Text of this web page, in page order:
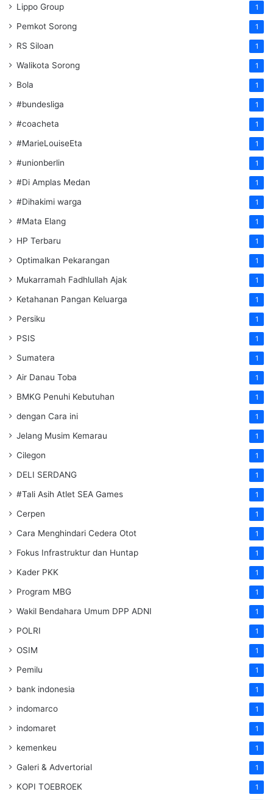
Lippo Group 1
Pemkot Sorong 1
RS Siloan 1
Walikota Sorong 1
Bola 1
#bundesliga 1
#coacheta 1
#MarieLouiseEta 1
#unionberlin 1
#Di Amplas Medan 1
#Dihakimi warga 1
#Mata Elang 1
HP Terbaru 1
Optimalkan Pekarangan 1
Mukarramah Fadhlullah Ajak 1
Ketahanan Pangan Keluarga 1
Persiku 1
PSIS 1
Sumatera 1
Air Danau Toba 1
BMKG Penuhi Kebutuhan 1
dengan Cara ini 1
Jelang Musim Kemarau 1
Cilegon 1
DELI SERDANG 1
#Tali Asih Atlet SEA Games 1
Cerpen 1
Cara Menghindari Cedera Otot 1
Fokus Infrastruktur dan Huntap 1
Kader PKK 1
Program MBG 1
Wakil Bendahara Umum DPP ADNI 1
POLRI 1
OSIM 1
Pemilu 1
bank indonesia 1
indomarco 1
indomaret 1
kemenkeu 1
Galeri & Advertorial 1
KOPI TOEBROEK 1